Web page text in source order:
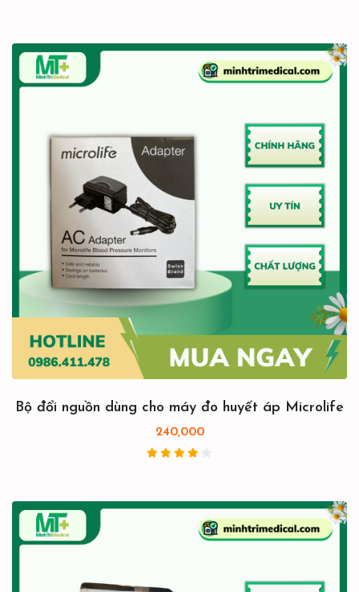
Bộ đổi nguồn dùng cho máy đo huyết áp Microlife
240,000